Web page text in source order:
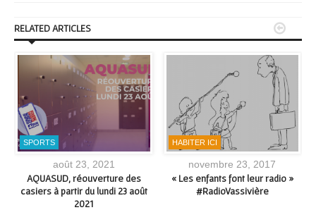
RELATED ARTICLES
SPORTS
août 23, 2021
AQUASUD, réouverture des
casiers à partir du lundi 23 août
2021
HABITER ICI
novembre 23, 2017
« Les enfants font leur radio »
#RadioVassivière
